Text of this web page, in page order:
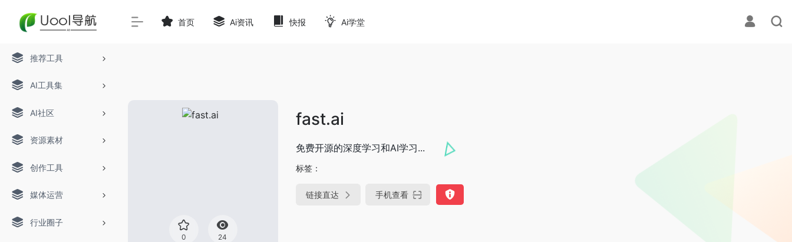
推荐工具
AI工具集
AI社区
资源素材
创作工具
媒体运营
行业圈子
首页 Ai资讯 快报 Ai学堂
0 24
fast.ai
免费开源的深度学习和AI学习...
标签：
链接直达 手机查看